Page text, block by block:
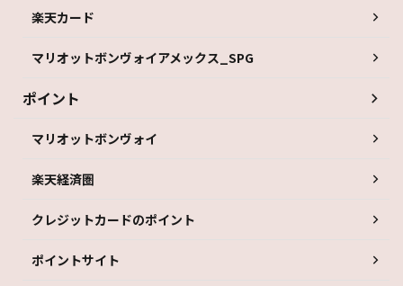
楽天カード
マリオットボンヴォイアメックス_SPG
ポイント
マリオットボンヴォイ
楽天経済圏
クレジットカードのポイント
ポイントサイト